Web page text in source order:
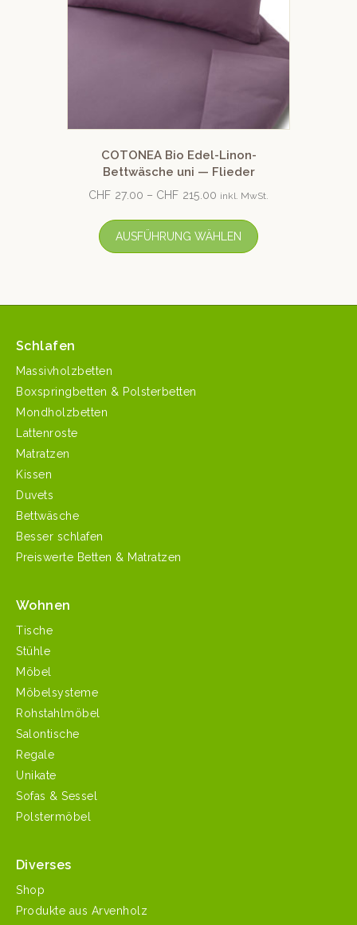
COTONEA Bio Edel-Linon-
Bettwäsche uni — Flieder
CHF 27.00 – CHF 215.00 inkl. MwSt.
AUSFÜHRUNG WÄHLEN
Schlafen
Massivholzbetten
Boxspringbetten & Polsterbetten
Mondholzbetten
Lattenroste
Matratzen
Kissen
Duvets
Bettwäsche
Besser schlafen
Preiswerte Betten & Matratzen
Wohnen
Tische
Stühle
Möbel
Möbelsysteme
Rohstahlmöbel
Salontische
Regale
Unikate
Sofas & Sessel
Polstermöbel
Diverses
Shop
Produkte aus Arvenholz